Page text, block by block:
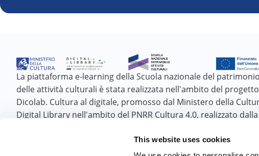
This website uses cookies
La piattaforma e-learning della Scuola nazionale del
delle attività culturali è stata realizzata nell'ambito del progetto
Dicolab. Cultura al digitale, promosso dal Ministero della
Digital Library nell'ambito del PNRR Cultura 4.0, realizzato dalla
culturali e finanziato dall'Unione europea - Next Generation EU